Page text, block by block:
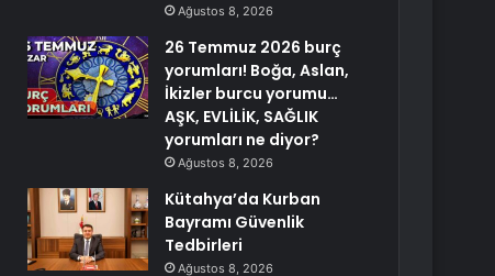
Ağustos 8, 2026
26 Temmuz 2026 burç
yorumları! Boğa, Aslan,
İkizler burcu yorumu…
AŞK, EVLİLİK, SAĞLIK
yorumları ne diyor?
Ağustos 8, 2026
Kütahya’da Kurban
Bayramı Güvenlik
Tedbirleri
Ağustos 8, 2026